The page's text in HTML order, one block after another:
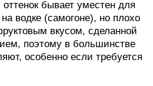
бывает уместен для
водке (самогоне), но плохо
вкусом, сделанной
поэтому в большинстве
особенно если требуется